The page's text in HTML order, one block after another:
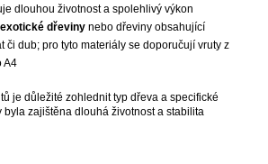
dlouhou životnost a spolehlivý výkon
dřeviny nebo dřeviny obsahující
či dub; pro tyto materiály se doporučují vruty z
A4
je důležité zohlednit typ dřeva a specifické
byla zajištěna dlouhá životnost a stabilita